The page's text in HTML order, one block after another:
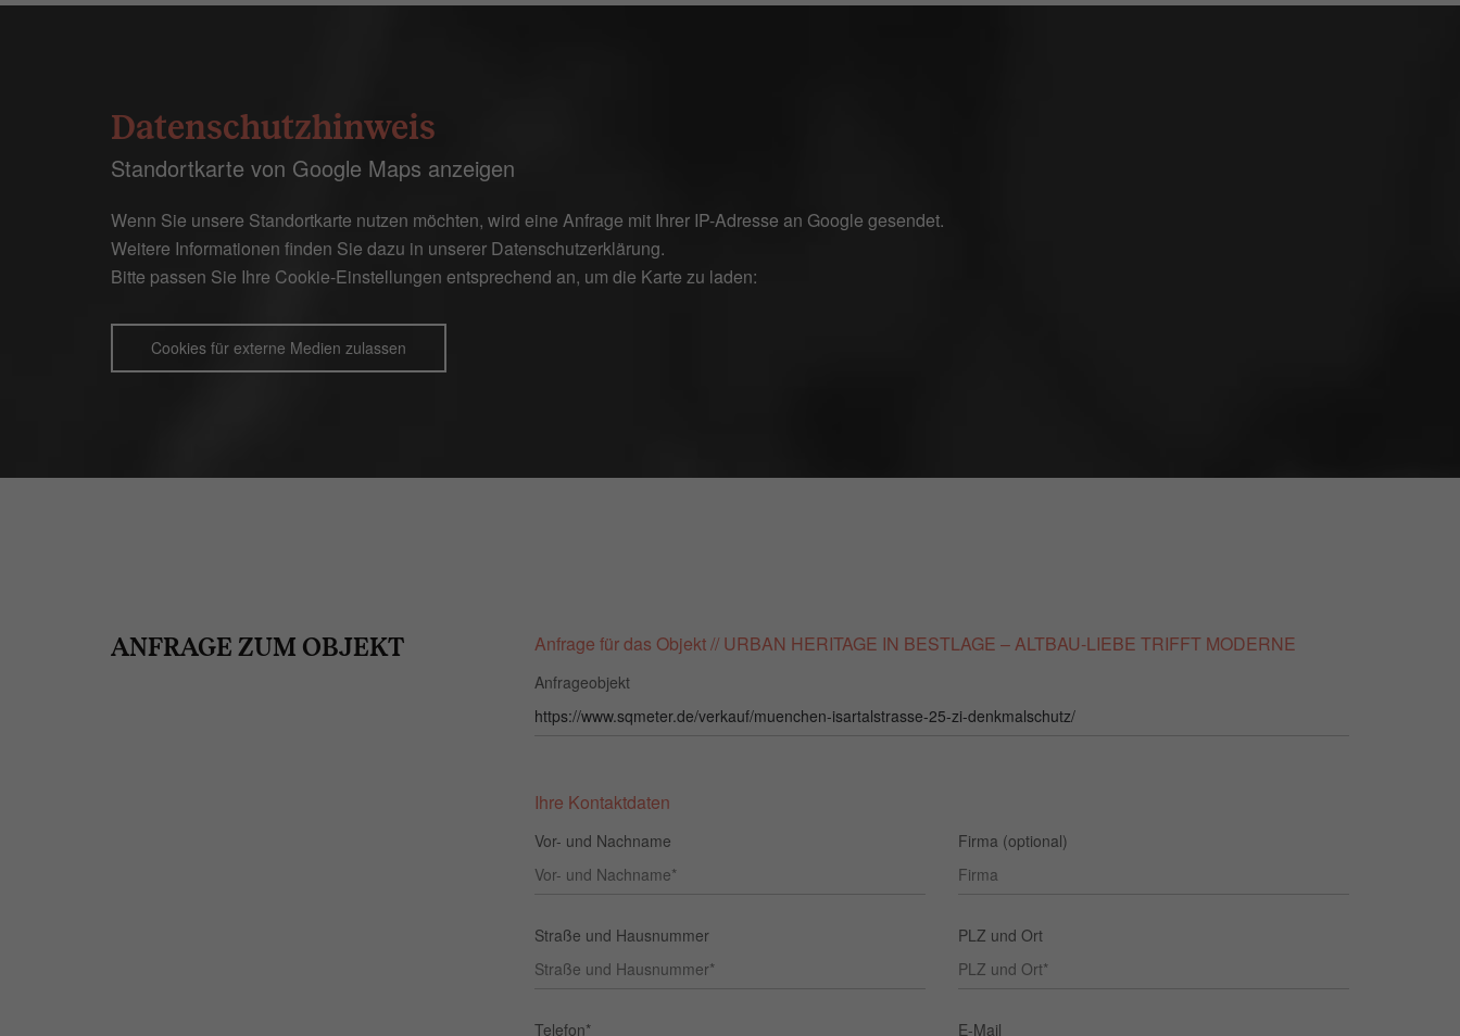
Datenschutzhinweis
Standortkarte von Google Maps anzeigen
Wenn Sie unsere Standortkarte nutzen möchten, wird eine Anfrage mit Ihrer IP-Adresse an Google gesendet.
Weitere Informationen finden Sie dazu in unserer Datenschutzerklärung.
Bitte passen Sie Ihre Cookie-Einstellungen entsprechend an, um die Karte zu laden:
Cookies für externe Medien zulassen
ANFRAGE ZUM OBJEKT Anfrage für das Objekt // URBAN HERITAGE IN BESTLAGE – ALTBAU-LIEBE TRIFFT MODERNE
Anfrageobjekt
Ihre Kontaktdaten
Vor- und Nachname Firma (optional)
Straße und Hausnummer PLZ und Ort
Telefon* E-Mail